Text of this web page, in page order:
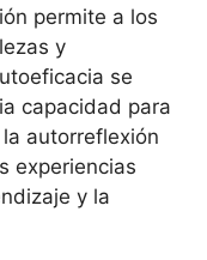
permite a los
y
se
capacidad para
autorreflexión
experiencias
y la